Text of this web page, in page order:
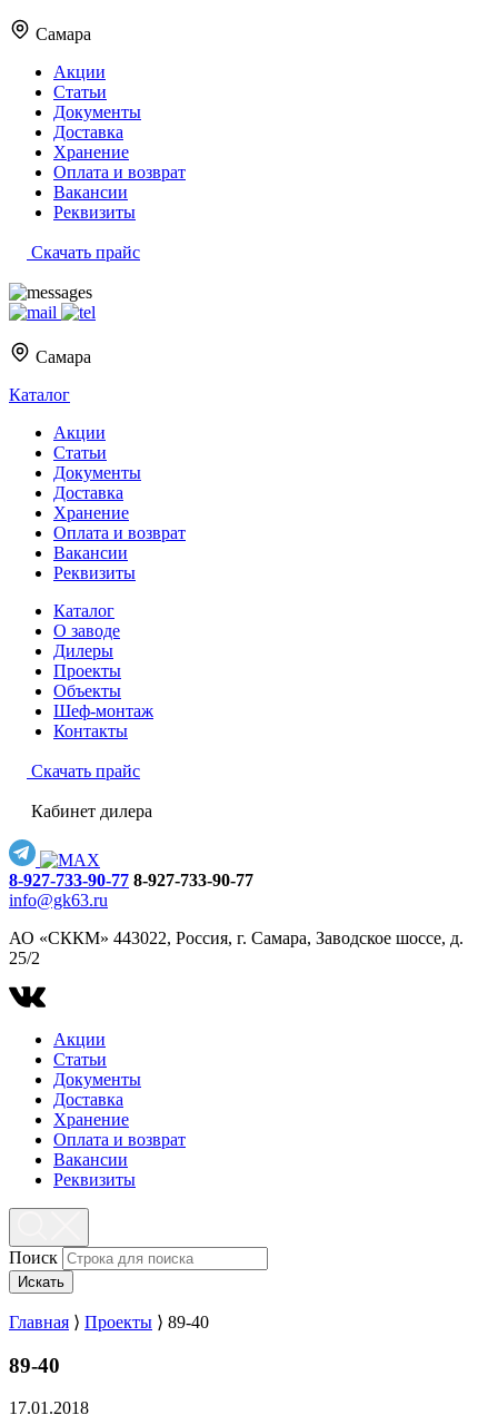
Самара
Акции
Статьи
Документы
Доставка
Хранение
Оплата и возврат
Вакансии
Реквизиты
Скачать прайс
Самара
Каталог
Акции
Статьи
Документы
Доставка
Хранение
Оплата и возврат
Вакансии
Реквизиты
Каталог
О заводе
Дилеры
Проекты
Объекты
Шеф-монтаж
Контакты
Скачать прайс
Кабинет дилера
8-927-733-90-77 8-927-733-90-77
info@gk63.ru
АО «СККМ» 443022, Россия, г. Самара, Заводское шоссе, д.
25/2
Акции
Статьи
Документы
Доставка
Хранение
Оплата и возврат
Вакансии
Реквизиты
Поиск
Искать
Главная ⟩ Проекты ⟩ 89-40
89-40
17.01.2018